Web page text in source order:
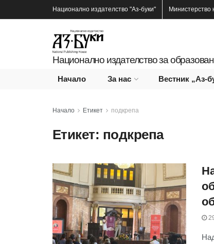
Национално издателство "Аз-буки" Министерство
Национално издателство за
Начало За нас Вестник „Аз-
Начало Етикет подкрепа
Етикет: подкрепа